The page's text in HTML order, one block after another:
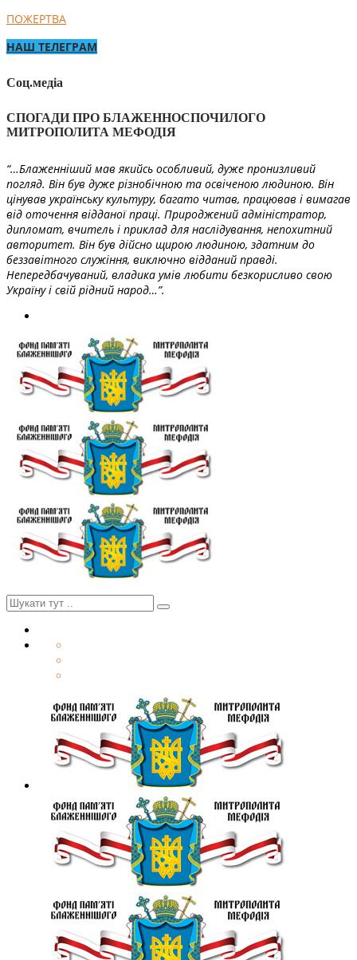
ПОЖЕРТВА
НАШ ТЕЛЕГРАМ
Соц.медіа
СПОГАДИ ПРО БЛАЖЕННОСПОЧИЛОГО
МИТРОПОЛИТА МЕФОДІЯ
“…Блаженніший мав якийсь особливий, дуже пронизливий
погляд. Він був дуже різнобічною та освіченою людиною. Він
цінував українську культуру, багато читав, працював і вимагав
від оточення відданої праці. Природжений адміністратор,
дипломат, вчитель і приклад для наслідування, непохитний
авторитет. Він був дійсно щирою людиною, здатним до
беззавітного служіння, виключно відданий правді.
Непередбачуваний, владика умів любити безкорисливо свою
Україну і свій рідний народ…”.